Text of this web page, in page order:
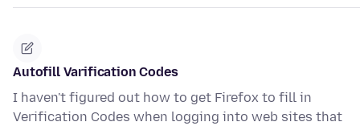
Autofill Varification Codes
I haven't figured out how to get Firefox to fill in
Verification Codes when logging into web sites that